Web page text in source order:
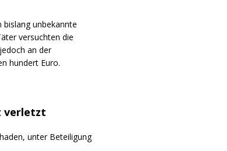
bislang unbekannte
versuchten die
an der
hundert Euro.
verletzt
unter Beteiligung